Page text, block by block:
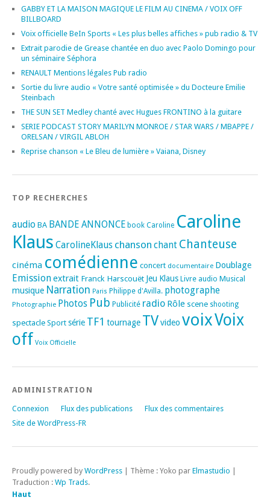
GABBY ET LA MAISON MAGIQUE LE FILM AU CINEMA / VOIX OFF
BILLBOARD
Voix officielle BeIn Sports « Les plus belles affiches » pub radio & TV
Extrait parodie de Grease chantée en duo avec Paolo Domingo pour
un séminaire Séphora
RENAULT Mentions légales Pub radio
Sortie du livre audio « Votre santé optimisée » du Docteure Emilie
Steinbach
THE SUN SET Medley chanté avec Hugues FRONTINO à la guitare
SERIE PODCAST STORY MARILYN MONROE / STAR WARS / MBAPPE /
ORELSAN / VIRGIL ABLOH
Reprise chanson « Le Bleu de lumière » Vaiana, Disney
TOP RECHERCHES
audio BA BANDE ANNONCE book Caroline Caroline
Klaus CarolineKlaus chanson chant Chanteuse
cinéma comédienne concert documentaire Doublage
Emissionextrait Franck Harscouët Jeu Klaus Livre audio Musical
musique Narration Paris Philippe d'Avilla. photographe
Photographie Photos Pub Publicité radio Rôle scene shooting
spectacle Sport série TF1 tournage TVvideo voixVoix
off Voix Officielle
ADMINISTRATION
Connexion Flux des publications
Flux des commentaires
Site de WordPress-FR
Proudly powered by WordPress | Thème : Yoko par Elmastudio |
Traduction : Wp Trads.
Haut